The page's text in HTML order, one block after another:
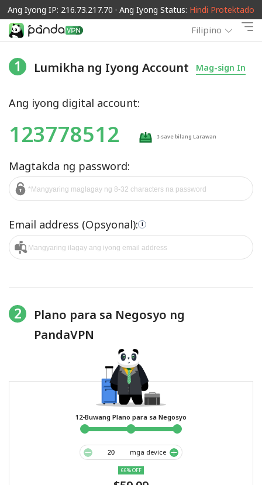
Ang Iyong IP: 216.73.217.70 · Ang Iyong Status: Hindi Protektado
Filipino
1 Lumikha ng Iyong Account Mag-sign In
Ang iyong digital account:
123778512 I-save bilang Larawan
Magtakda ng password:
Email address (Opsyonal): i
2
Plano para sa Negosyo ng
PandaVPN
12-Buwang Plano para sa Negosyo
mga device
66% OFF